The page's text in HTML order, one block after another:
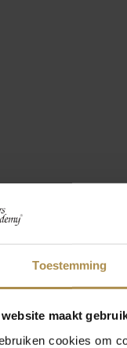
Toestemming
website maakt
cookies om